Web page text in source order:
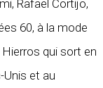
Rafael Cortijo,
60, à la mode
qui sort en
Unis et au